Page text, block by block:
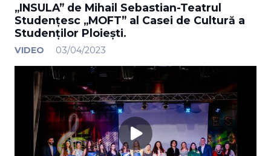
„INSULA” de Mihail Sebastian-Teatrul
Studențesc „MOFT” al Casei de Cultură a
Studenților Ploiești.
VIDEO 03/04/2023